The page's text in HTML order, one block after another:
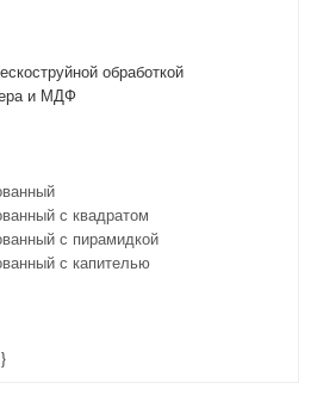
обработкой
и МДФ
с квадратом
с пирамидкой
с капителью